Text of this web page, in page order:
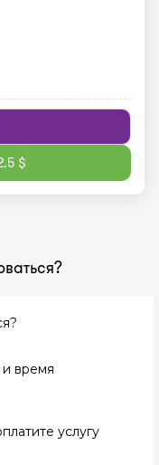
$
время
услугу